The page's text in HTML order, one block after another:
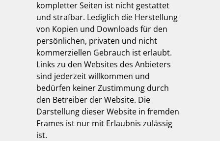
kompletter Seiten ist nicht gestattet
und strafbar. Lediglich die Herstellung
von Kopien und Downloads für den
persönlichen, privaten und nicht
kommerziellen Gebrauch ist erlaubt.
Links zu den Websites des Anbieters
sind jederzeit willkommen und
bedürfen keiner Zustimmung durch
den Betreiber der Website. Die
Darstellung dieser Website in fremden
Frames ist nur mit Erlaubnis zulässig
ist.